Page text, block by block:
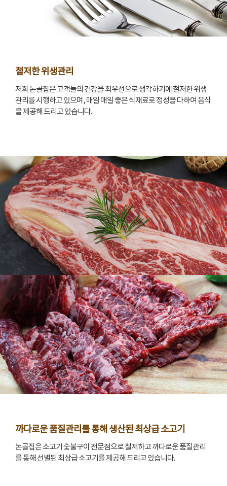
철저한 위생관리
저희 논골집은 고객들의 건강을 최우선으로 생각하기에 철저한 위생
관리를 시행하고 있으며, 매일 매일 좋은 식재료로 정성을 다하여 음식
을 제공해 드리고 있습니다.
까다로운 품질관리를 통해 생산된 최상급 소고기
논골집은 소고기 숯불구이 전문점으로 철저하고 까다로운 품질관리
를 통해 선별된 최상급 소고기를 제공해 드리고 있습니다.